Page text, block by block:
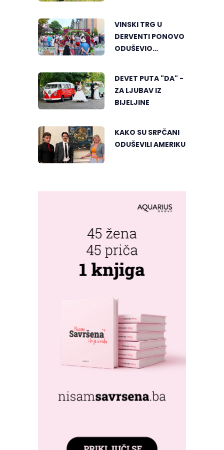
GEOGRAFIJE
VINSKI TRG U
DERVENTI PONOVO
ODUŠEVIO
DEVET PUTA "DA" -
ZA LJUBAV IZ
BIJELJINE
KAKO SU SRPČANI
ODUŠEVILI AMERIKU